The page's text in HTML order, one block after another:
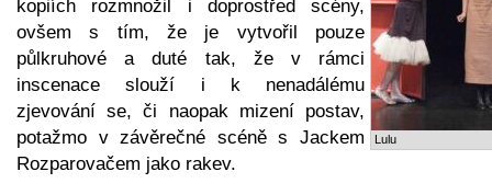
Lulu
kopiích rozmnožil i doprostřed scény,
ovšem s tím, že je vytvořil pouze
půlkruhové a duté tak, že v rámci
inscenace slouží i k nenadálému
zjevování se, či naopak mizení postav,
potažmo v závěrečné scéně s Jackem
Rozparovačem jako rakev.